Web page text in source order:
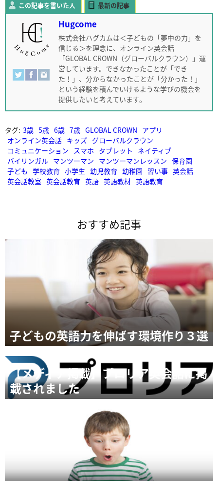
この記事を書いた人 最新の記事
Hugcome
株式会社ハグカムは＜子どもの「夢中の力」を
信じる＞を理念に、オンライン英会話
「GLOBAL CROWN（グローバルクラウン）」運
営しています。できなかったことが「でき
た！」、分からなかったことが「分かった！」
という経験を積んでいけるような学びの機会を
提供したいと考えています。
タグ: 3歳 5歳 6歳 7歳 GLOBAL CROWN アプリ
オンライン英会話 キッズ グローバルクラウン
コミュニケーション スマホ タブレット
ネイティブ
バイリンガル マンツーマン マンツーマンレッスン 保育園
子ども 学校教育 小学生 幼児教育 幼稚園 習い事 英会話
英会話教室 英会話教育 英語 英語教材 英語教育
おすすめ記事
子どもの英語力を伸ばす環境作り３選
【メディア掲載】プロリア英会話に掲
載されました